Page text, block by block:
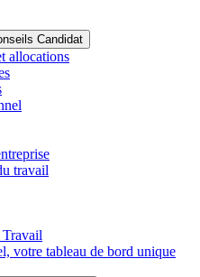
Candidat
allocations
travail
Travail
votre tableau de bord unique